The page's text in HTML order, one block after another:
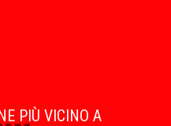
PIÙ VICINO A